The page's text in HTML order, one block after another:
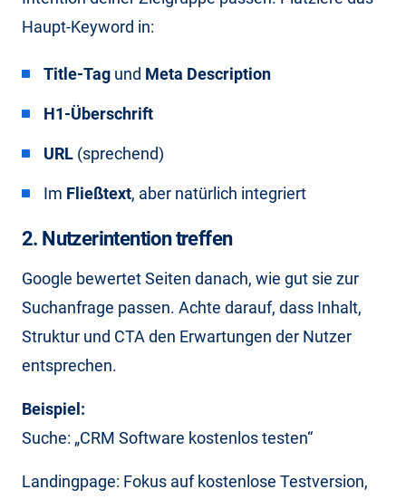
Haupt-Keyword in:
Title-Tag und Meta Description
H1-Überschrift
URL (sprechend)
Im Fließtext, aber natürlich integriert
2. Nutzerintention treffen
Google bewertet Seiten danach, wie gut sie zur
Suchanfrage passen. Achte darauf, dass Inhalt,
Struktur und CTA den Erwartungen der Nutzer
entsprechen.
Beispiel:
Suche: „CRM Software kostenlos testen“
Landingpage: Fokus auf kostenlose Testversion,